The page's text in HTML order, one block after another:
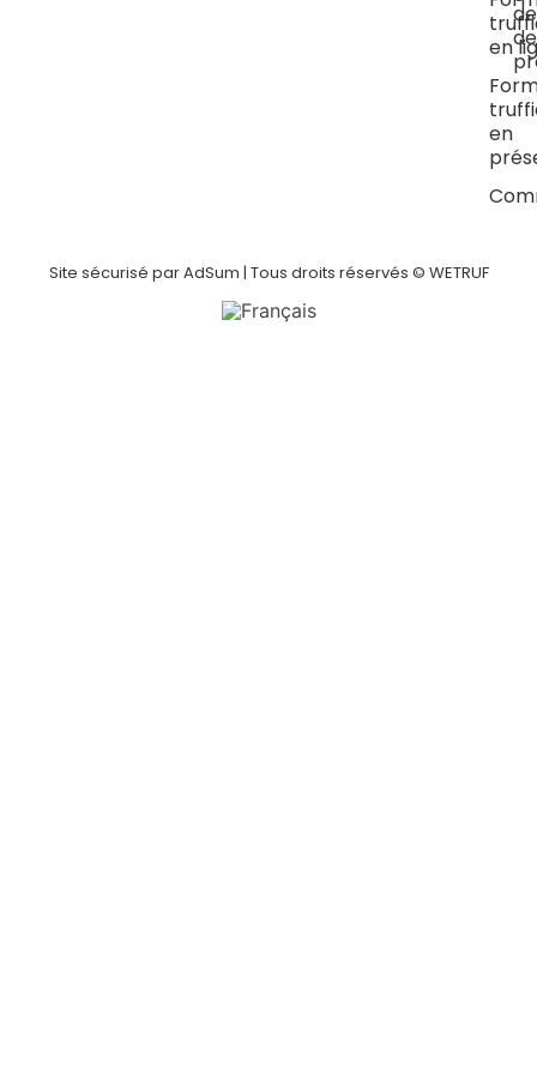
en
en
de
Site sécurisé par AdSum | Tous droits réservés © WETRUF